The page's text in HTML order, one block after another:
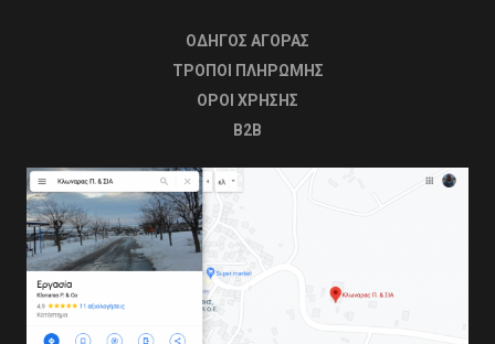
ΟΔΗΓΟΣ ΑΓΟΡΑΣ
ΤΡΟΠΟΙ ΠΛΗΡΩΜΗΣ
OΡΟΙ ΧΡΗΣΗΣ
B2B